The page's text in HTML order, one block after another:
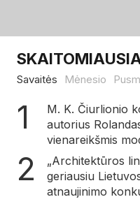
Savaitės Mėnesio
M. K. Čiurlionio
autorius
vienareikšmis
„Architektūros
geriausiu
atnaujinimo